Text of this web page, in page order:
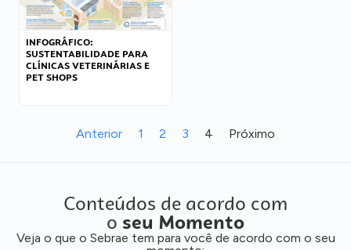
INFOGRÁFICO:
SUSTENTABILIDADE PARA
CLÍNICAS VETERINÁRIAS E
PET SHOPS
Anterior 1 2 3 4 Próximo
Conteúdos de acordo com
o seu Momento
Veja o que o Sebrae tem para você de acordo com o seu